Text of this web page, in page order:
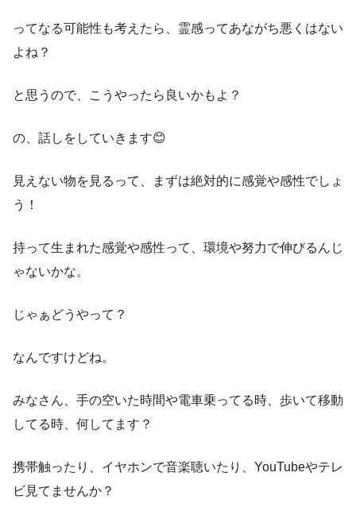
ってなる可能性も考えたら、霊感ってあながち悪くはない
よね？
と思うので、こうやったら良いかもよ？
の、話しをしていきます😊
見えない物を見るって、まずは絶対的に感覚や感性でしょ
う！
持って生まれた感覚や感性って、環境や努力で伸びるんじ
ゃないかな。
じゃぁどうやって？
なんですけどね。
みなさん、手の空いた時間や電車乗ってる時、歩いて移動
してる時、何してます？
携帯触ったり、イヤホンで音楽聴いたり、YouTubeやテレ
ビ見てませんか？